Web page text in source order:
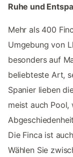
Ruhe und
Mehr als 400
Umgebung von
besonders auf
beliebteste Art,
Spanier lieben
meist auch Pool,
Die Finca ist
Wählen Sie